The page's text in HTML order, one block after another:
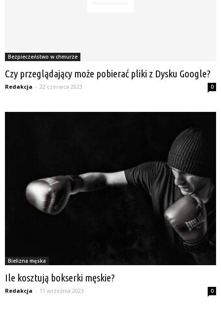
Bezpieczeństwo w chmurze
Czy przeglądający może pobierać pliki z Dysku Google?
Redakcja - 22 czerwca 2023 0
Bielizna męska
Ile kosztują bokserki męskie?
Redakcja - 11 września 2023 0